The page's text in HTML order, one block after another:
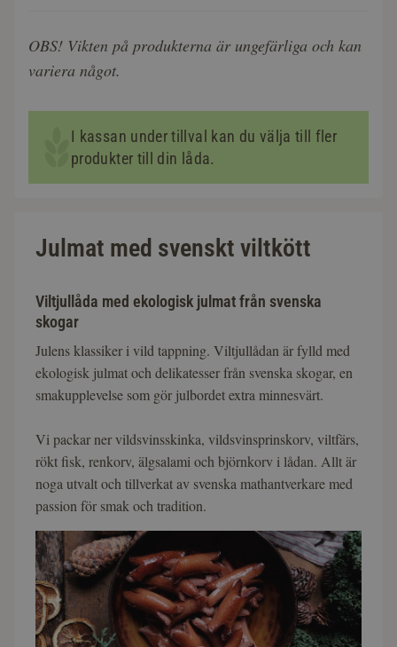
OBS! Vikten på produkterna är ungefärliga och kan
variera något.
I kassan under tillval kan du välja till fler
produkter till din låda.
Julmat med svenskt viltkött
Viltjullåda med ekologisk julmat från svenska
skogar
Julens klassiker i vild tappning. Viltjullådan är fylld med
ekologisk julmat och delikatesser från svenska skogar, en
smakupplevelse som gör julbordet extra minnesvärt.
Vi packar ner vildsvinsskinka, vildsvinsprinskorv, viltfärs,
rökt fisk, renkorv, älgsalami och björnkorv i lådan. Allt är
noga utvalt och tillverkat av svenska mathantverkare med
passion för smak och tradition.